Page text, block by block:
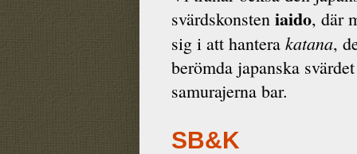
svärdskonsten iaido, där
sig i att hantera katana,
berömda japanska
samurajerna bar.
SB&K